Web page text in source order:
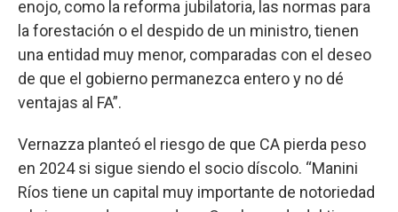
enojo, como la reforma jubilatoria, las normas para
la forestación o el despido de un ministro, tienen
una entidad muy menor, comparadas con el deseo
de que el gobierno permanezca entero y no dé
ventajas al FA”.
Vernazza planteó el riesgo de que CA pierda peso
en 2024 si sigue siendo el socio díscolo. “Manini
Ríos tiene un capital muy importante de notoriedad